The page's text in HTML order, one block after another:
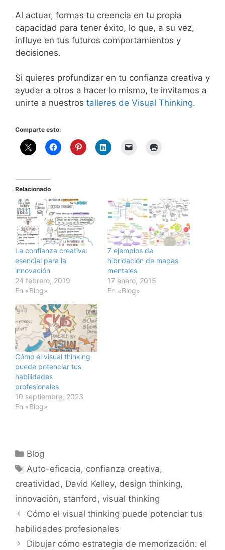
Al actuar, formas tu creencia en tu propia
capacidad para tener éxito, lo que, a su vez,
influye en tus futuros comportamientos y
decisiones.
Si quieres profundizar en tu confianza creativa y
ayudar a otros a hacer lo mismo, te invitamos a
unirte a nuestros talleres de Visual Thinking.
Comparte esto:
Relacionado
La confianza creativa:
esencial para la
innovación
24 febrero, 2019
En «Blog»
7 ejemplos de
hibridación de mapas
mentales
17 enero, 2015
En «Blog»
Cómo el visual thinking
puede potenciar tus
habilidades
profesionales
10 septiembre, 2023
En «Blog»
Categorías
Blog
Etiquetas
Auto-eficacia, confianza creativa,
creatividad, David Kelley, design thinking,
innovación, stanford, visual thinking
Cómo el visual thinking puede potenciar tus
habilidades profesionales
Dibujar cómo estrategia de memorización: el